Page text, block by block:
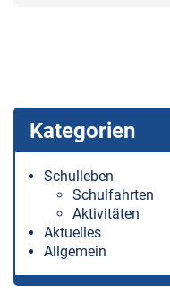
Kategorien
Schulleben
Schulfahrten
Aktivitäten
Aktuelles
Allgemein